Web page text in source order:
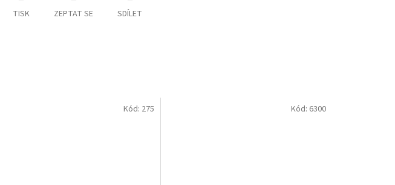
TISK ZEPTAT SE SDÍLET
Kód: 275 Kód: 6300